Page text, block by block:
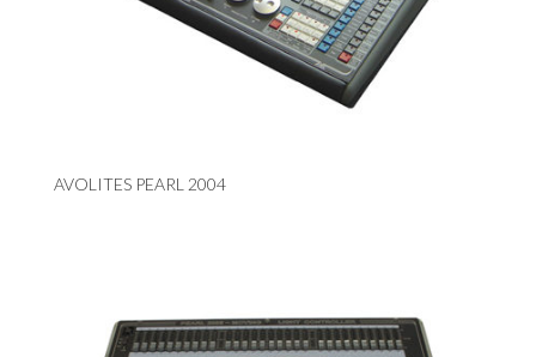
AVOLITES PEARL 2004